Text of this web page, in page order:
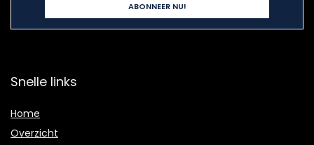
Snelle links
Home
Overzicht